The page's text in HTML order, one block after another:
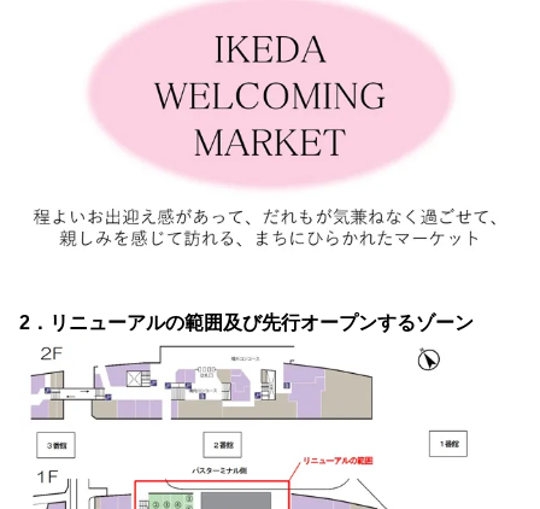
2．リニューアルの範囲及び先行オープンするゾーン